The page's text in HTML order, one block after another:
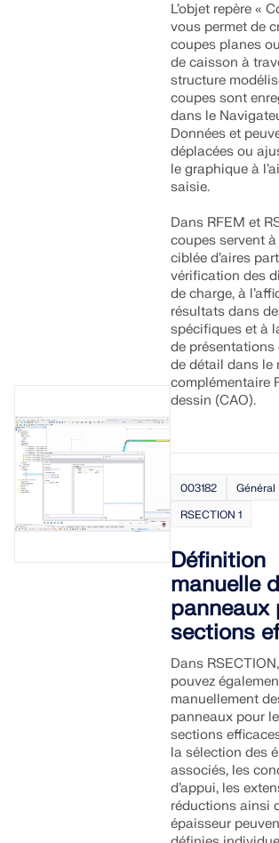
L’objet repère «
vous permet de
coupes planes
de caisson à
structure
coupes sont
dans le
Données et
déplacées ou
le graphique à
saisie.
Dans RFEM et
coupes servent à
ciblée d’aires
vérification des
de charge, à
résultats dans
spécifiques et à
de présentations
de détail dans le
complémentaire
dessin (CAO).
003182
Général
RSECTION 1
Définition
manuelle
panneaux
sections
Dans
pouvez
manuellement
panneaux pour
sections
la sélection des
associés, les
d’appui, les
réductions ainsi
épaisseur